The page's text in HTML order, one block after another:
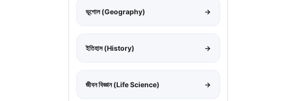
ভূগোল (Geography) →
ইতিহাস (History) →
জীবন বিজ্ঞান (Life Science) →